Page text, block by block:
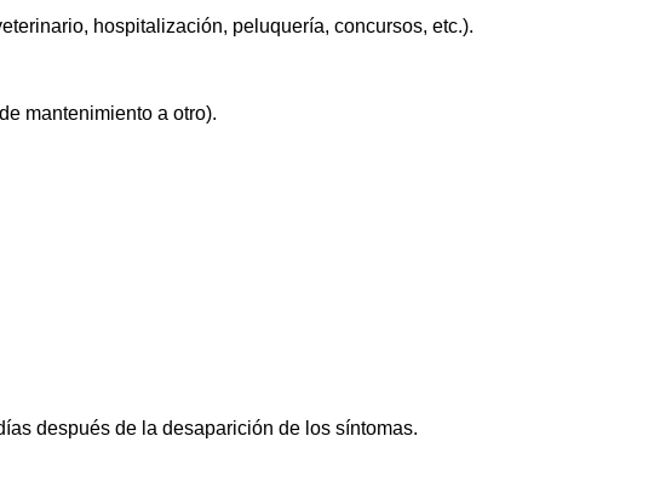
hospitalización, peluquería, concursos, etc.).
mantenimiento a otro).
después de la desaparición de los síntomas.